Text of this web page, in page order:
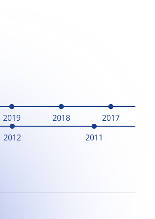
2019 2018
2017
2012 2011